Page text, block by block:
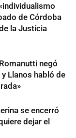
de Córdoba
la Justicia
negó
Llanos habló de
se encerró
dejar el